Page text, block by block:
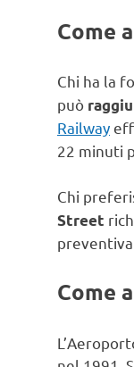
Come
Chi ha la
può
Railway
22 minuti
Chi
Street
Come